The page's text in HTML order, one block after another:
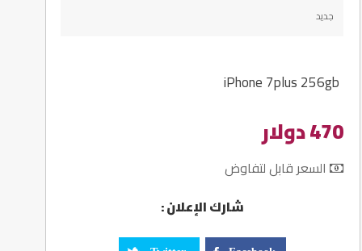
جديد
iPhone 7plus 256gb
470 دولار
السعر قابل لتفاوض
شارك الإعلان :